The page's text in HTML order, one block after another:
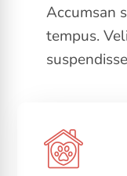
Accumsan
tempus.